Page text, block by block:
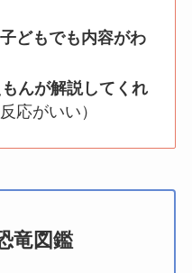
どもでも内容がわ
んが解説してくれ
応がいい）
竜図鑑